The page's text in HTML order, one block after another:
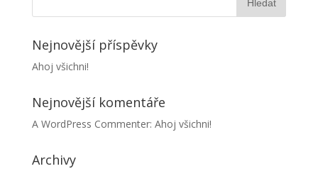
Nejnovější příspěvky
Ahoj všichni!
Nejnovější komentáře
A WordPress Commenter: Ahoj všichni!
Archivy